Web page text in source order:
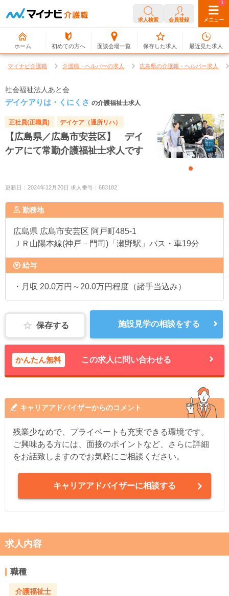
求人検索 会員登録 メニュー
ホーム 初めての方へ 面談会場一覧
0
保存した求人
1
最近見た求人
マイナビ介護職 介護職・ヘルパーの求人 広島県の介護職・ヘルパー求人
社会福祉法人あと会
デイケアりは・くにくさ の介護福祉士求人
正社員(正職員) デイケア（通所リハ）
【広島県／広島市安芸区】 デイ
ケアにて常勤介護福祉士求人です
更新日：2024年12月20日 求人番号：683182
勤務地
広島県 広島市安芸区 阿戸町485-1
ＪＲ山陽本線(神戸－門司)「瀬野駅」バス・車19分
給与
・月収 20.0万円～20.0万円程度（諸手当込み）
保存する 施設見学の相談をする
かんたん無料 この求人に問い合わせる
キャリアアドバイザーからのコメント
残業少なめで、プライベートも充実できる環境です。
ご興味ある方には、面接のポイントなど、さらに詳細
をお話致しますのでお気軽にご相談ください。
キャリアアドバイザーに相談する
求人内容
職種
介護福祉士